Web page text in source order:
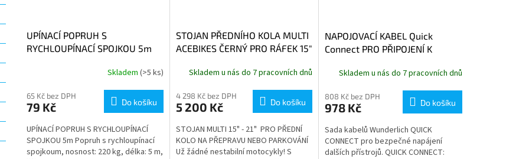
UPÍNACÍ POPRUH S
RYCHLOUPÍNACÍ SPOJKOU 5m
Skladem (>5 ks)
65 Kč bez DPH
79 Kč Do košíku
UPÍNACÍ POPRUH S RYCHLOUPÍNACÍ
SPOJKOU 5m Popruh s rychloupínací
spojkoum, nosnost: 220 kg, délka: 5 m,
STOJAN PŘEDNÍHO KOLA MULTI
ACEBIKES ČERNÝ PRO RÁFEK 15"
Skladem u nás do 7 pracovních dnů
4 298 Kč bez DPH
5 200 Kč Do košíku
STOJAN MULTI 15" - 21" PRO PŘEDNÍ
KOLO NA PŘEPRAVU NEBO PARKOVÁNÍ
Už žádné nestabilní motocykly! S
NAPOJOVACÍ KABEL Quick
Connect PRO PŘIPOJENÍ K
Skladem u nás do 7 pracovních dnů
808 Kč bez DPH
978 Kč Do košíku
Sada kabelů Wunderlich QUICK
CONNECT pro bezpečné napájení
dalších přístrojů. QUICK CONNECT: